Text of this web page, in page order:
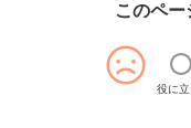
このペー
役に